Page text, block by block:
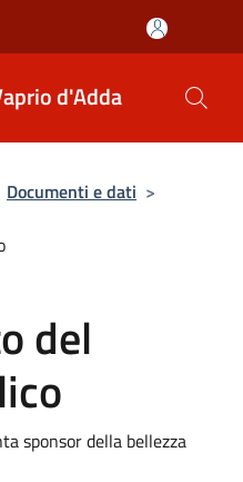
d'Adda
Documenti e dati >
del
sponsor della bellezza